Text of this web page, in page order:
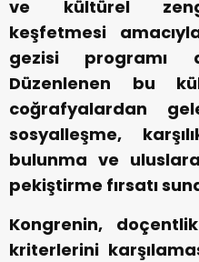
ve kültürel
keşfetmesi
gezisi programı
Düzenlenen bu
coğrafyalardan
sosyalleşme,
bulunma ve
pekiştirme fırsatı
Kongrenin,
kriterlerini